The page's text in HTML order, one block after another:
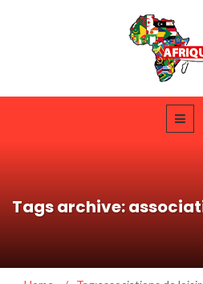
Tags archive: